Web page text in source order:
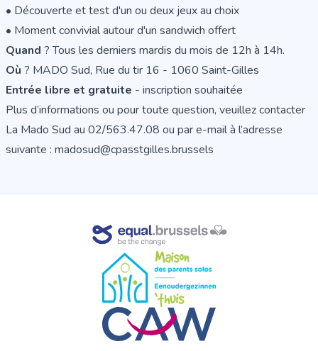
• Découverte et test d'un ou deux jeux au choix
• Moment convivial autour d'un sandwich offert
Quand ? Tous les derniers mardis du mois de 12h à 14h.
Où ? MADO Sud, Rue du tir 16 - 1060 Saint-Gilles
Entrée libre et gratuite - inscription souhaitée
Plus d’informations ou pour toute question, veuillez contacter
La Mado Sud au 02/563.47.08 ou par e-mail à l’adresse
suivante : madosud@cpasstgilles.brussels